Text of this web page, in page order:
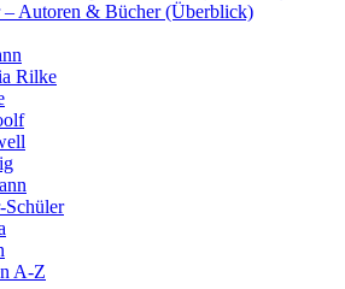
Autoren & Bücher (Überblick)
Rilke
Schüler
A-Z